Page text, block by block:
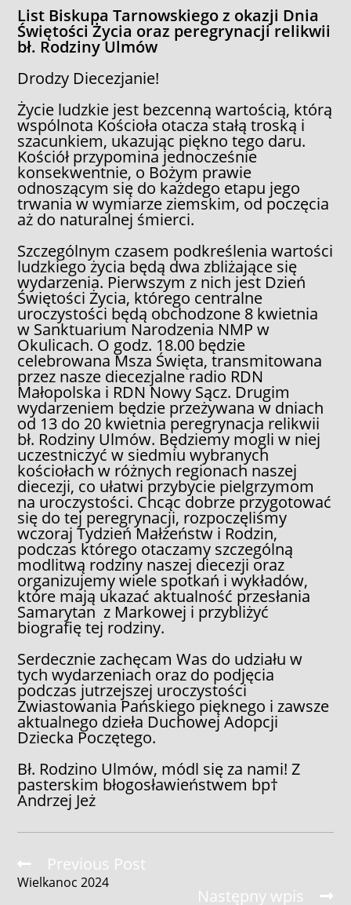
List Biskupa Tarnowskiego z okazji Dnia
Świętości Życia oraz peregrynacji relikwii
bł. Rodziny Ulmów
Drodzy Diecezjanie!
Życie ludzkie jest bezcenną wartością, którą
wspólnota Kościoła otacza stałą troską i
szacunkiem, ukazując piękno tego daru.
Kościół przypomina jednocześnie
konsekwentnie, o Bożym prawie
odnoszącym się do każdego etapu jego
trwania w wymiarze ziemskim, od poczęcia
aż do naturalnej śmierci.
Szczególnym czasem podkreślenia wartości
ludzkiego życia będą dwa zbliżające się
wydarzenia. Pierwszym z nich jest Dzień
Świętości Życia, którego centralne
uroczystości będą obchodzone 8 kwietnia
w Sanktuarium Narodzenia NMP w
Okulicach. O godz. 18.00 będzie
celebrowana Msza Święta, transmitowana
przez nasze diecezjalne radio RDN
Małopolska i RDN Nowy Sącz. Drugim
wydarzeniem będzie przeżywana w dniach
od 13 do 20 kwietnia peregrynacja relikwii
bł. Rodziny Ulmów. Będziemy mogli w niej
uczestniczyć w siedmiu wybranych
kościołach w różnych regionach naszej
diecezji, co ułatwi przybycie pielgrzymom
na uroczystości. Chcąc dobrze przygotować
się do tej peregrynacji, rozpoczęliśmy
wczoraj Tydzień Małżeństw i Rodzin,
podczas którego otaczamy szczególną
modlitwą rodziny naszej diecezji oraz
organizujemy wiele spotkań i wykładów,
które mają ukazać aktualność przesłania
Samarytan z Markowej i przybliżyć
biografię tej rodziny.
Serdecznie zachęcam Was do udziału w
tych wydarzeniach oraz do podjęcia
podczas jutrzejszej uroczystości
Zwiastowania Pańskiego pięknego i zawsze
aktualnego dzieła Duchowej Adopcji
Dziecka Poczętego.
Bł. Rodzino Ulmów, módl się za nami! Z
pasterskim błogosławieństwem bp†
Andrzej Jeż
Read
more
articles
Previous Post
Wielkanoc 2024
Następny wpis